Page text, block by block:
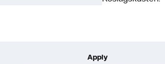
Apply